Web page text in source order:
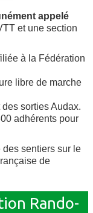
appelé
et une section
à la Fédération
libre de marche
sorties Audax.
adhérents pour
sentiers sur le
de
Rando-